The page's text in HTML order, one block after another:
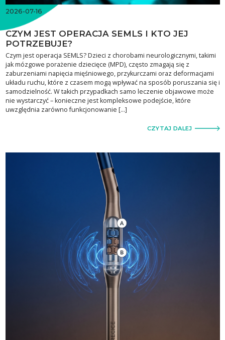
2026-07-16
CZYM JEST OPERACJA SEMLS I KTO JEJ
POTRZEBUJE?
Czym jest operacja SEMLS? Dzieci z chorobami neurologicznymi, takimi
jak mózgowe porażenie dziecięce (MPD), często zmagają się z
zaburzeniami napięcia mięśniowego, przykurczami oraz deformacjami
układu ruchu, które z czasem mogą wpływać na sposób poruszania się i
samodzielność. W takich przypadkach samo leczenie objawowe może
nie wystarczyć – konieczne jest kompleksowe podejście, które
uwzględnia zarówno funkcjonowanie […]
CZYTAJ DALEJ